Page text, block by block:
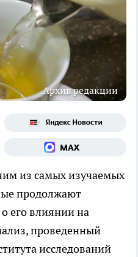
Архив редакции
из самых изучаемых
продолжают
его влиянии на
проведенный
исследований